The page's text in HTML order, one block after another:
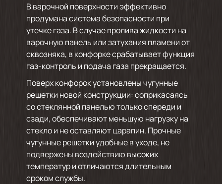
В варочной поверхности эффективно
продумана система безопасности при
утечке газа. В случае пролива жидкости на
варочную панель или затухания пламени от
сквозняка, в конфорке срабатывает функция
газ-контроль и подача газа прекращается.
Поверх конфорок установлены чугунные
решетки новой конструкции: соприкасаясь
со стеклянной панелью только спереди и
сзади, обеспечивают меньшую нагрузку на
стекло и не оставляют царапин. Прочные
чугунные решетки удобные в уходе, не
подвержены воздействию высоких
температур и отличаются длительным
сроком службы.